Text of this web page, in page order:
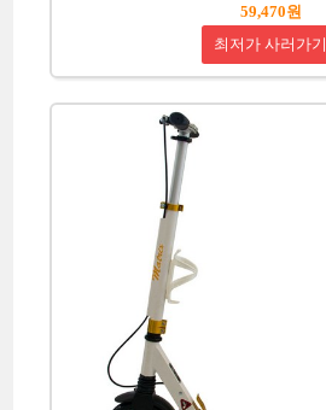
59,470원
최저가 사러가기